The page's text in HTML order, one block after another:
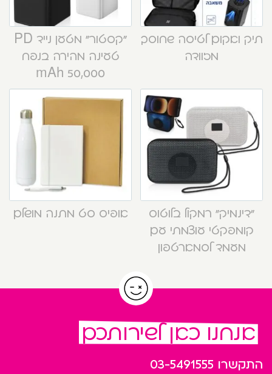
תיק ואקום לטיסה שחוסך
מזוודה
“קסטור” מטען נייד PD
טעינה מהירה בנפח
50,000 mAh
“דינמיק” רמקול בלוטוס
קומפקטי עוצמתי עם
מעמד לסמארטפון
אופיס סט מתנה מושלם
אנחנו כאן לשירותכם
התקשרו 03-5491555